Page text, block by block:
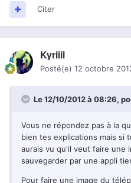
Citer
Kyriiil
Posté(e) 12 octobre
Le 12/10/2012 à 08:26,
Vous ne répondez pas à la
bien tes explications mais si
aurais vu qu'il veut faire une
sauvegarder par une appli
Pour faire une image du